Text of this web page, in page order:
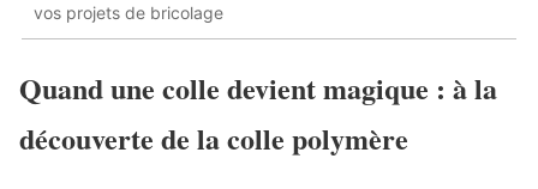
vos projets de bricolage
Quand une colle devient magique : à la
découverte de la colle polymère